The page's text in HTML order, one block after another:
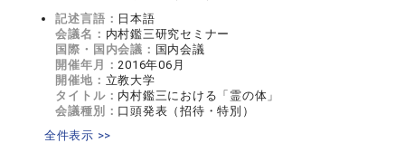
記述言語： 日本語
会議名： 内村鑑三研究セミナー
国際・国内会議： 国内会議
開催年月：2016年06月
開催地： 立教大学
タイトル： 内村鑑三における「霊の体」
会議種別： 口頭発表（招待・特別）
全件表示 >>